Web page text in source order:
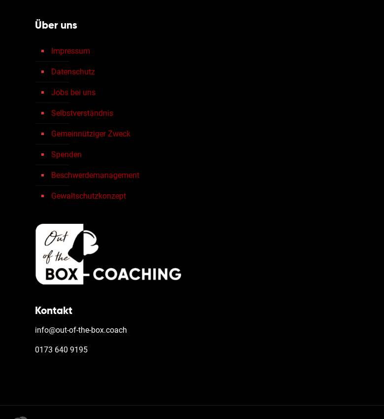
Über uns
Impressum
Datenschutz
Jobs bei uns
Selbstverständnis
Gemeinnütziger Zweck
Spenden
Beschwerdemanagement
Gewaltschutzkonzept
Kontakt
info@out-of-the-box.coach
0173 640 9195